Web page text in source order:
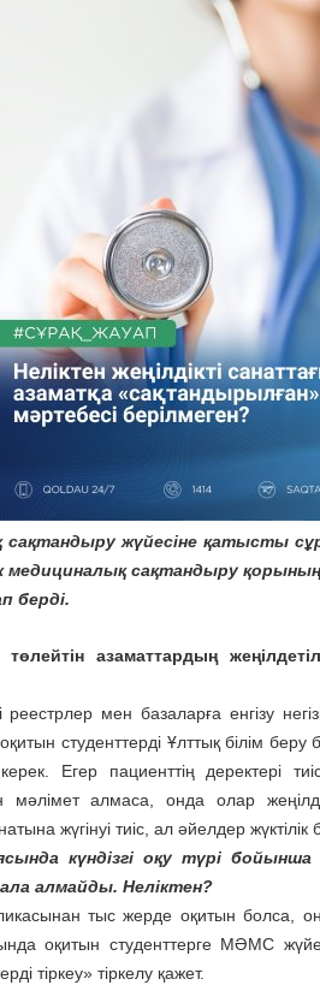
жүйесіне қатысты
медициналық сақтандыру
берді.
азаматтардың
реестрлер мен базаларға енгізу
студенттерді Ұлттық білім
Егер пациенттің деректері
мәлімет алмаса, онда олар
жүгінуі тиіс, ал әйелдер
күндізгі оқу түрі
алмайды. Неліктен?
тыс жерде оқитын болса,
оқитын студенттерге МӘМС
тіркеу» тіркелу қажет.